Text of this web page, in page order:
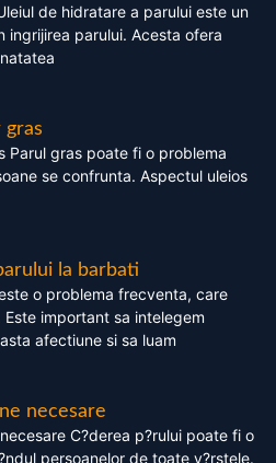
de hidratare a parului este un
ingrijirea parului. Acesta ofera
Parul gras poate fi o problema
se confrunta. Aspectul uleios
la barbati
o problema frecventa, care
important sa intelegem
afectiune si sa luam
necesare
C?derea p?rului poate fi o
persoanelor de toate v?rstele.